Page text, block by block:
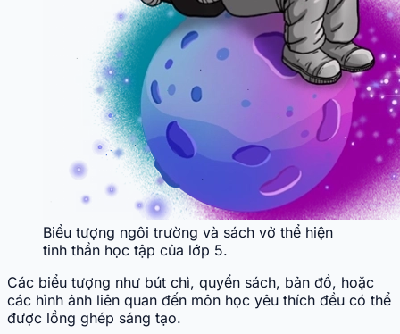
Biểu tượng ngôi trường và sách vở thể hiện
tinh thần học tập của lớp 5.
Các biểu tượng như bút chì, quyển sách, bản đồ, hoặc
các hình ảnh liên quan đến môn học yêu thích đều có thể
được lồng ghép sáng tạo.